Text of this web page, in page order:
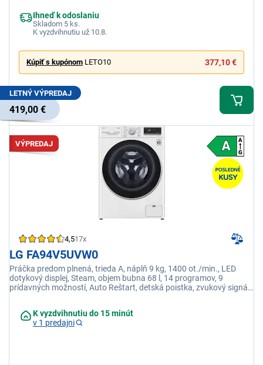
pracích pohybov, optimálna kombinácia pracích pohybov pre
efektívne a šetrné pranie; SteamTM – parné pranie – program Pre
alergikov a Parná detská starostlivosť – redukcia alergénov, vysoká
funkcie cez Wi-Fi; Pridať bielizeň (Add Item) – možnosť pridania
bielizne počas prania, Auto Restart – reštart programu po výpadku
prúdu
Ihneď k odoslaniu
Skladom 5 ks.
K vyzdvihnutiu už 10.8.
Kúpiť s kupónom LETO10 377,10 €
LETNÝ VÝPREDAJ
419,00 €
VÝPREDAJ
4,517x
LG FA94V5UVW0
Práčka predom plnená, trieda A, náplň 9 kg, 1400 ot./min., LED
dotykový displej, Steam, objem bubna 68 l, 14 programov, 9
prídavných možností, Auto Reštart, detská poistka, zvukový signál
K vyzdvihnutiu do 15 minút
v 1 predajni